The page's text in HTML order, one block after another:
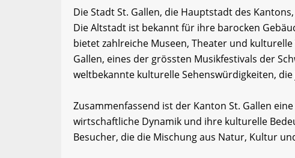
Die Stadt St. Gallen, die Hauptstadt des
Die Altstadt ist bekannt für ihre barocken
bietet zahlreiche Museen, Theater und
Gallen, eines der grössten Musikfestivals der
weltbekannte kulturelle Sehenswürdigkeiten,
Zusammenfassend ist der Kanton St. Gallen
wirtschaftliche Dynamik und ihre kulturelle
Besucher, die die Mischung aus Natur, Kultur